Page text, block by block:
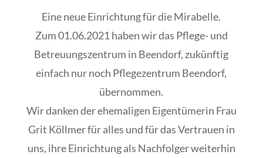
Eine neue Einrichtung für die Mirabelle.
Zum 01.06.2021 haben wir das Pflege- und
Betreuungszentrum in Beendorf, zukünftig
einfach nur noch Pflegezentrum Beendorf,
übernommen.
Wir danken der ehemaligen Eigentümerin Frau
Grit Köllmer für alles und für das Vertrauen in
uns, ihre Einrichtung als Nachfolger weiterhin